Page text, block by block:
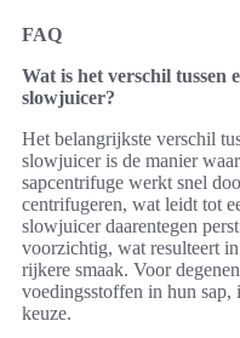
FAQ
Wat is het verschil tussen
slowjuicer?
Het belangrijkste verschil
slowjuicer is de manier
sapcentrifuge werkt snel
centrifugeren, wat leidt tot
slowjuicer daarentegen
voorzichtig, wat resulteert
rijkere smaak. Voor
voedingsstoffen in hun sap,
keuze.